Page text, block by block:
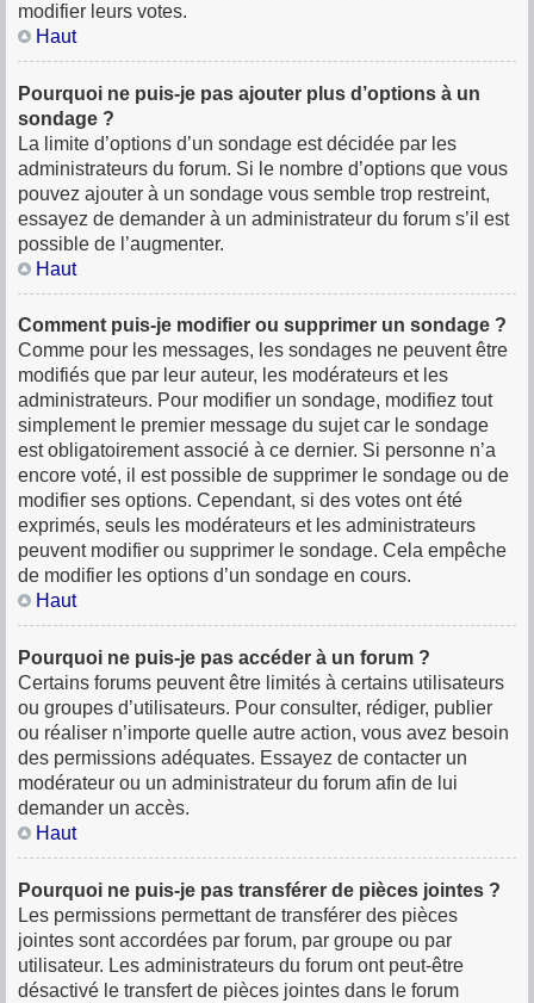
modifier leurs votes.
Haut
Pourquoi ne puis-je pas ajouter plus d’options à un
sondage ?
La limite d’options d’un sondage est décidée par les
administrateurs du forum. Si le nombre d’options que vous
pouvez ajouter à un sondage vous semble trop restreint,
essayez de demander à un administrateur du forum s’il est
possible de l’augmenter.
Haut
Comment puis-je modifier ou supprimer un sondage ?
Comme pour les messages, les sondages ne peuvent être
modifiés que par leur auteur, les modérateurs et les
administrateurs. Pour modifier un sondage, modifiez tout
simplement le premier message du sujet car le sondage
est obligatoirement associé à ce dernier. Si personne n’a
encore voté, il est possible de supprimer le sondage ou de
modifier ses options. Cependant, si des votes ont été
exprimés, seuls les modérateurs et les administrateurs
peuvent modifier ou supprimer le sondage. Cela empêche
de modifier les options d’un sondage en cours.
Haut
Pourquoi ne puis-je pas accéder à un forum ?
Certains forums peuvent être limités à certains utilisateurs
ou groupes d’utilisateurs. Pour consulter, rédiger, publier
ou réaliser n’importe quelle autre action, vous avez besoin
des permissions adéquates. Essayez de contacter un
modérateur ou un administrateur du forum afin de lui
demander un accès.
Haut
Pourquoi ne puis-je pas transférer de pièces jointes ?
Les permissions permettant de transférer des pièces
jointes sont accordées par forum, par groupe ou par
utilisateur. Les administrateurs du forum ont peut-être
désactivé le transfert de pièces jointes dans le forum